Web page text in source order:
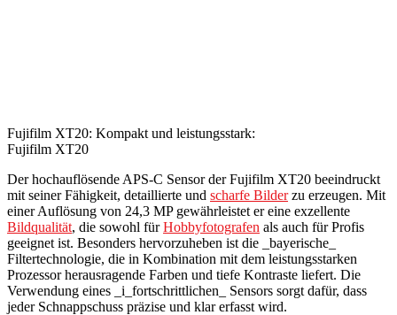
Fujifilm XT20: Kompakt und leistungsstark:
Fujifilm XT20
Der hochauflösende APS-C Sensor der Fujifilm XT20 beeindruckt
mit seiner Fähigkeit, detaillierte und scharfe Bilderzu erzeugen. Mit
einer Auflösung von 24,3 MP gewährleistet er eine exzellente
Bildqualität, die sowohl fürHobbyfotografen als auch für Profis
geeignet ist. Besonders hervorzuheben ist die _bayerische_
Filtertechnologie, die in Kombination mit dem leistungsstarken
Prozessor herausragende Farben und tiefe Kontraste liefert. Die
Verwendung eines _i_fortschrittlichen_ Sensors sorgt dafür, dass
jeder Schnappschuss präzise und klar erfasst wird.